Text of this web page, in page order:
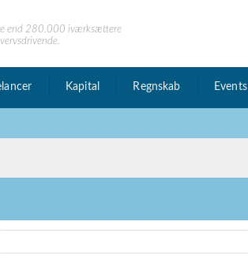
end 280.000 iværksættere
Kapital Regnskab Events